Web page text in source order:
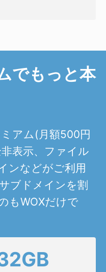
でもっと本
アム(月額500円
表示、ファイル
ンなどがご利用
ブドメインを割
もWOXだけで